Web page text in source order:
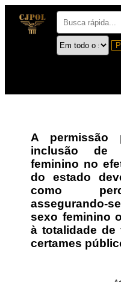
A permissão
inclusão de
feminino no
do estado
como
assegurando-
sexo feminino
à totalidade de
certames